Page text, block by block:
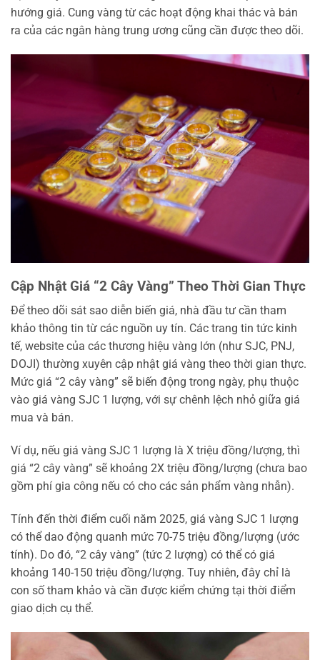
hướng giá. Cung vàng từ các hoạt động khai thác và bán
ra của các ngân hàng trung ương cũng cần được theo dõi.
Cập Nhật Giá “2 Cây Vàng” Theo Thời Gian Thực
Để theo dõi sát sao diễn biến giá, nhà đầu tư cần tham
khảo thông tin từ các nguồn uy tín. Các trang tin tức kinh
tế, website của các thương hiệu vàng lớn (như SJC, PNJ,
DOJI) thường xuyên cập nhật giá vàng theo thời gian thực.
Mức giá “2 cây vàng” sẽ biến động trong ngày, phụ thuộc
vào giá vàng SJC 1 lượng, với sự chênh lệch nhỏ giữa giá
mua và bán.
Ví dụ, nếu giá vàng SJC 1 lượng là X triệu đồng/lượng, thì
giá “2 cây vàng” sẽ khoảng 2X triệu đồng/lượng (chưa bao
gồm phí gia công nếu có cho các sản phẩm vàng nhẫn).
Tính đến thời điểm cuối năm 2025, giá vàng SJC 1 lượng
có thể dao động quanh mức 70-75 triệu đồng/lượng (ước
tính). Do đó, “2 cây vàng” (tức 2 lượng) có thể có giá
khoảng 140-150 triệu đồng/lượng. Tuy nhiên, đây chỉ là
con số tham khảo và cần được kiểm chứng tại thời điểm
giao dịch cụ thể.